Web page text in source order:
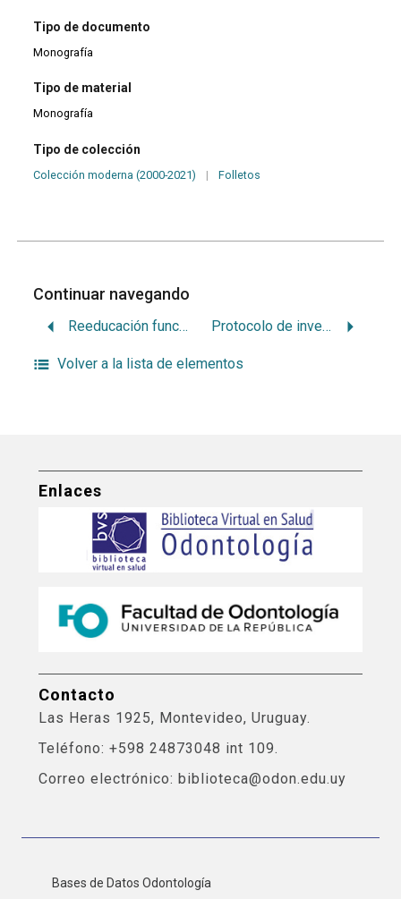
Tipo de documento
Monografía
Tipo de material
Monografía
Tipo de colección
Colección moderna (2000-2021) | Folletos
Continuar navegando
Reeducación funcional y mioterapia Protocolo de investigación[estudio epidemiológico del estatus gingivo-periodontal en pacientes que concurren a la clínica de Odontopediatria de la Facultad de Odontología de la Udelar en el año 2002]
Volver a la lista de elementos
Enlaces
Contacto
Las Heras 1925, Montevideo, Uruguay.
Teléfono: +598 24873048 int 109.
Correo electrónico: biblioteca@odon.edu.uy
Bases de Datos Odontología